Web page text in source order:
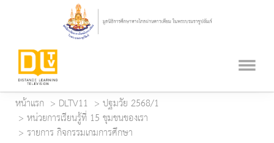
หน้าแรก DLTV11
ปฐมวัย 2568/1
หน่วยการเรียนรู้ที่ 15 ชุมชนของเรา
รายการ กิจกรรมเกมการศึกษา